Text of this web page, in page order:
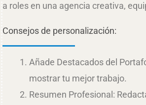
a roles en una agencia creativa,
Consejos de personalización:
Añade Destacados del
mostrar tu mejor trabajo.
Resumen Profesional: